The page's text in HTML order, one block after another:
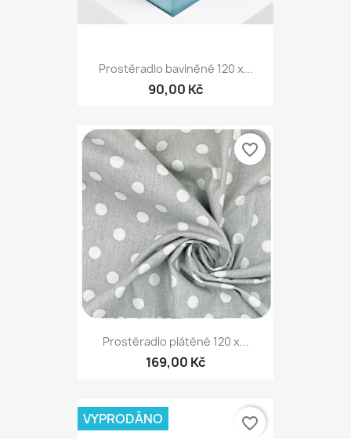
Prostěradlo bavlněné 120 x...
90,00 Kč
Prostěradlo plátěné 120 x...
169,00 Kč
favorite_border
VYPRODÁNO favorite_border